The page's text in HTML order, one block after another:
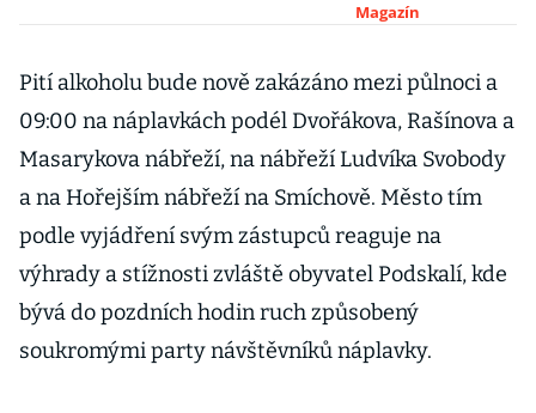
mocných v
Podolí. Od
Janouška po
šéfa Bageterie
Boulevard
Magazín
Pití alkoholu bude nově zakázáno mezi půlnoci a
09:00 na náplavkách podél Dvořákova, Rašínova a
Masarykova nábřeží, na nábřeží Ludvíka Svobody
a na Hořejším nábřeží na Smíchově. Město tím
podle vyjádření svým zástupců reaguje na
výhrady a stížnosti zvláště obyvatel Podskalí, kde
bývá do pozdních hodin ruch způsobený
soukromými party návštěvníků náplavky.